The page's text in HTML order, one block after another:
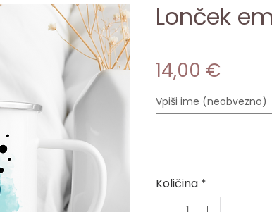
Lonček
14,00 €Price
Vpiši ime (neobvezno)
Količina *